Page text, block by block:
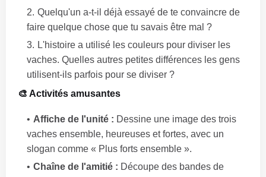
Quelqu'un a-t-il déjà essayé de te convaincre de
faire quelque chose que tu savais être mal ?
L'histoire a utilisé les couleurs pour diviser les
vaches. Quelles autres petites différences les gens
utilisent-ils parfois pour se diviser ?
🎨 Activités amusantes
Affiche de l'unité : Dessine une image des trois
vaches ensemble, heureuses et fortes, avec un
slogan comme « Plus forts ensemble ».
Chaîne de l'amitié : Découpe des bandes de